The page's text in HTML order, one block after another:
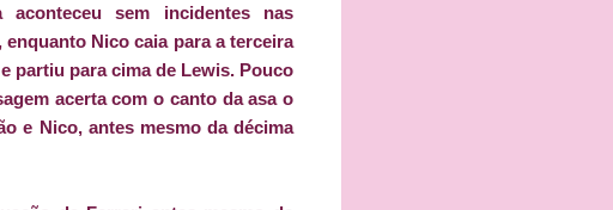
sem incidentes nas
Nico caia para a terceira
partiu para cima de Lewis. Pouco
acerta com o canto da asa o
e Nico, antes mesmo da décima